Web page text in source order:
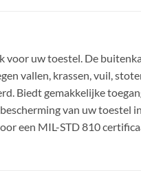
voor uw toestel. De
vallen, krassen, vuil,
Biedt gemakkelijke
van uw toestel
een MIL-STD 810